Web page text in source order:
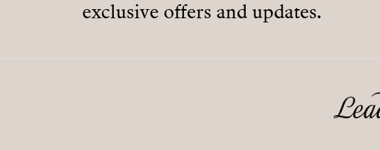
exclusive offers and updates.